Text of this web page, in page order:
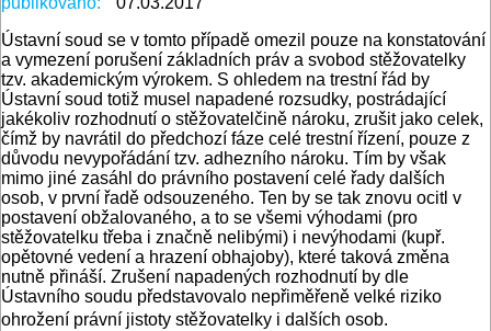
Ústavní soud se v tomto případě omezil pouze na konstatování
a vymezení porušení základních práv a svobod stěžovatelky
tzv. akademickým výrokem. S ohledem na trestní řád by
Ústavní soud totiž musel napadené rozsudky, postrádající
jakékoliv rozhodnutí o stěžovatelčině nároku, zrušit jako celek,
čímž by navrátil do předchozí fáze celé trestní řízení, pouze z
důvodu nevypořádání tzv. adhezního nároku. Tím by však
mimo jiné zasáhl do právního postavení celé řady dalších
osob, v první řadě odsouzeného. Ten by se tak znovu ocitl v
postavení obžalovaného, a to se všemi výhodami (pro
stěžovatelku třeba i značně nelibými) i nevýhodami (kupř.
opětovné vedení a hrazení obhajoby), které taková změna
nutně přináší. Zrušení napadených rozhodnutí by dle
Ústavního soudu představovalo nepřiměřeně velké riziko
ohrožení právní jistoty stěžovatelky i dalších osob.